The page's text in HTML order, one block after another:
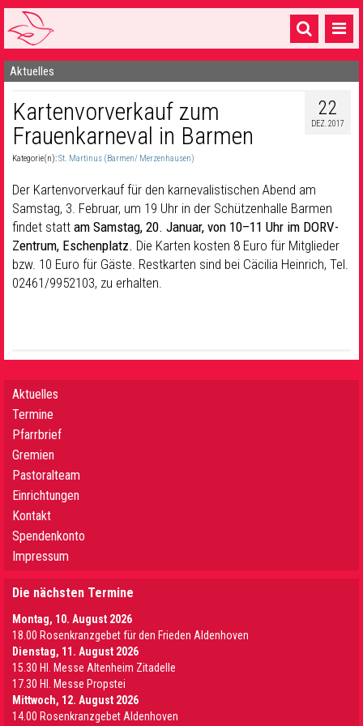
Startseite
1 Pfarrei
16 Gemeinden & mehr
Sakramente & Feste
Gemeinschaft & Soziales
Musik& Kultur
Aktuelles
22
DEZ. 2017
Kartenvorverkauf zum
Frauenkarneval in Barmen
Kategorie(n):St. Martinus (Barmen/ Merzenhausen)
Der Kartenvorverkauf für den karnevalistischen Abend am
Samstag, 3. Februar, um 19 Uhr in der Schützenhalle Barmen
findet statt am Samstag, 20. Januar, von 10–11 Uhr im DORV-
Zentrum, Eschenplatz. Die Karten kosten 8 Euro für Mitglieder
bzw. 10 Euro für Gäste. Restkarten sind bei Cäcilia Heinrich, Tel.
02461/9952103, zu erhalten.
Aktuelles
Termine
Pfarrbrief
Gremien
Pastoralteam
Einrichtungen
Kontakt
Spendenkonto
Impressum
Die nächsten Termine
Montag, 10. August 2026
18.00 Rosenkranzgebet für den Frieden Aldenhoven
Dienstag, 11. August 2026
15.30 Hl. Messe Altenheim Zitadelle
17.30 Hl. Messe Propstei
Mittwoch, 12. August 2026
14.00 Rosenkranzgebet Aldenhoven